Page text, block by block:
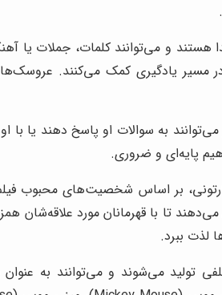
و می‌توانند کلمات، جملات یا
مسیر یادگیری کمک می‌کنند.
به سوالات او پاسخ دهند
پایه‌ای و ضروری.
بر اساس شخصیت‌های محبوب
تا با قهرمانان مورد
لذت ببرد.
تولید می‌شوند و می‌توانند به